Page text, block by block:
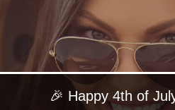
🎉 Happy 4th of